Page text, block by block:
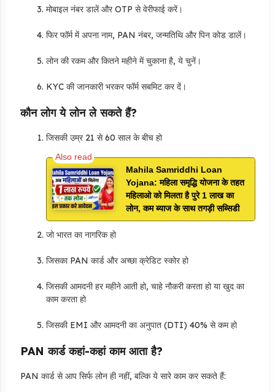
मोबाइल नंबर डालें और OTP से वेरीफाई करें।
फिर फॉर्म में अपना नाम, PAN नंबर, जन्मतिथि और पिन कोड डालें।
लोन की रकम और कितने महीने में चुकाना है, ये चुनें।
KYC की जानकारी भरकर फॉर्म सबमिट कर दें।
कौन लोग ये लोन ले सकते हैं?
जिसकी उम्र 21 से 60 साल के बीच हो
Mahila Samriddhi Loan
Yojana: महिला समृद्धि योजना के तहत
महिलाओ को मिलता है पुरे 1 लाख का
लोन, कम ब्याज के साथ तगड़ी सब्सिडी
जो भारत का नागरिक हो
जिसका PAN कार्ड और अच्छा क्रेडिट स्कोर हो
जिसकी आमदनी हर महीने आती हो, चाहे नौकरी करता हो या खुद का
काम करता हो
जिसकी EMI और आमदनी का अनुपात (DTI) 40% से कम हो
PAN कार्ड कहां-कहां काम आता है?
PAN कार्ड से आप सिर्फ लोन ही नहीं, बल्कि ये सारे काम कर सकते हैं: